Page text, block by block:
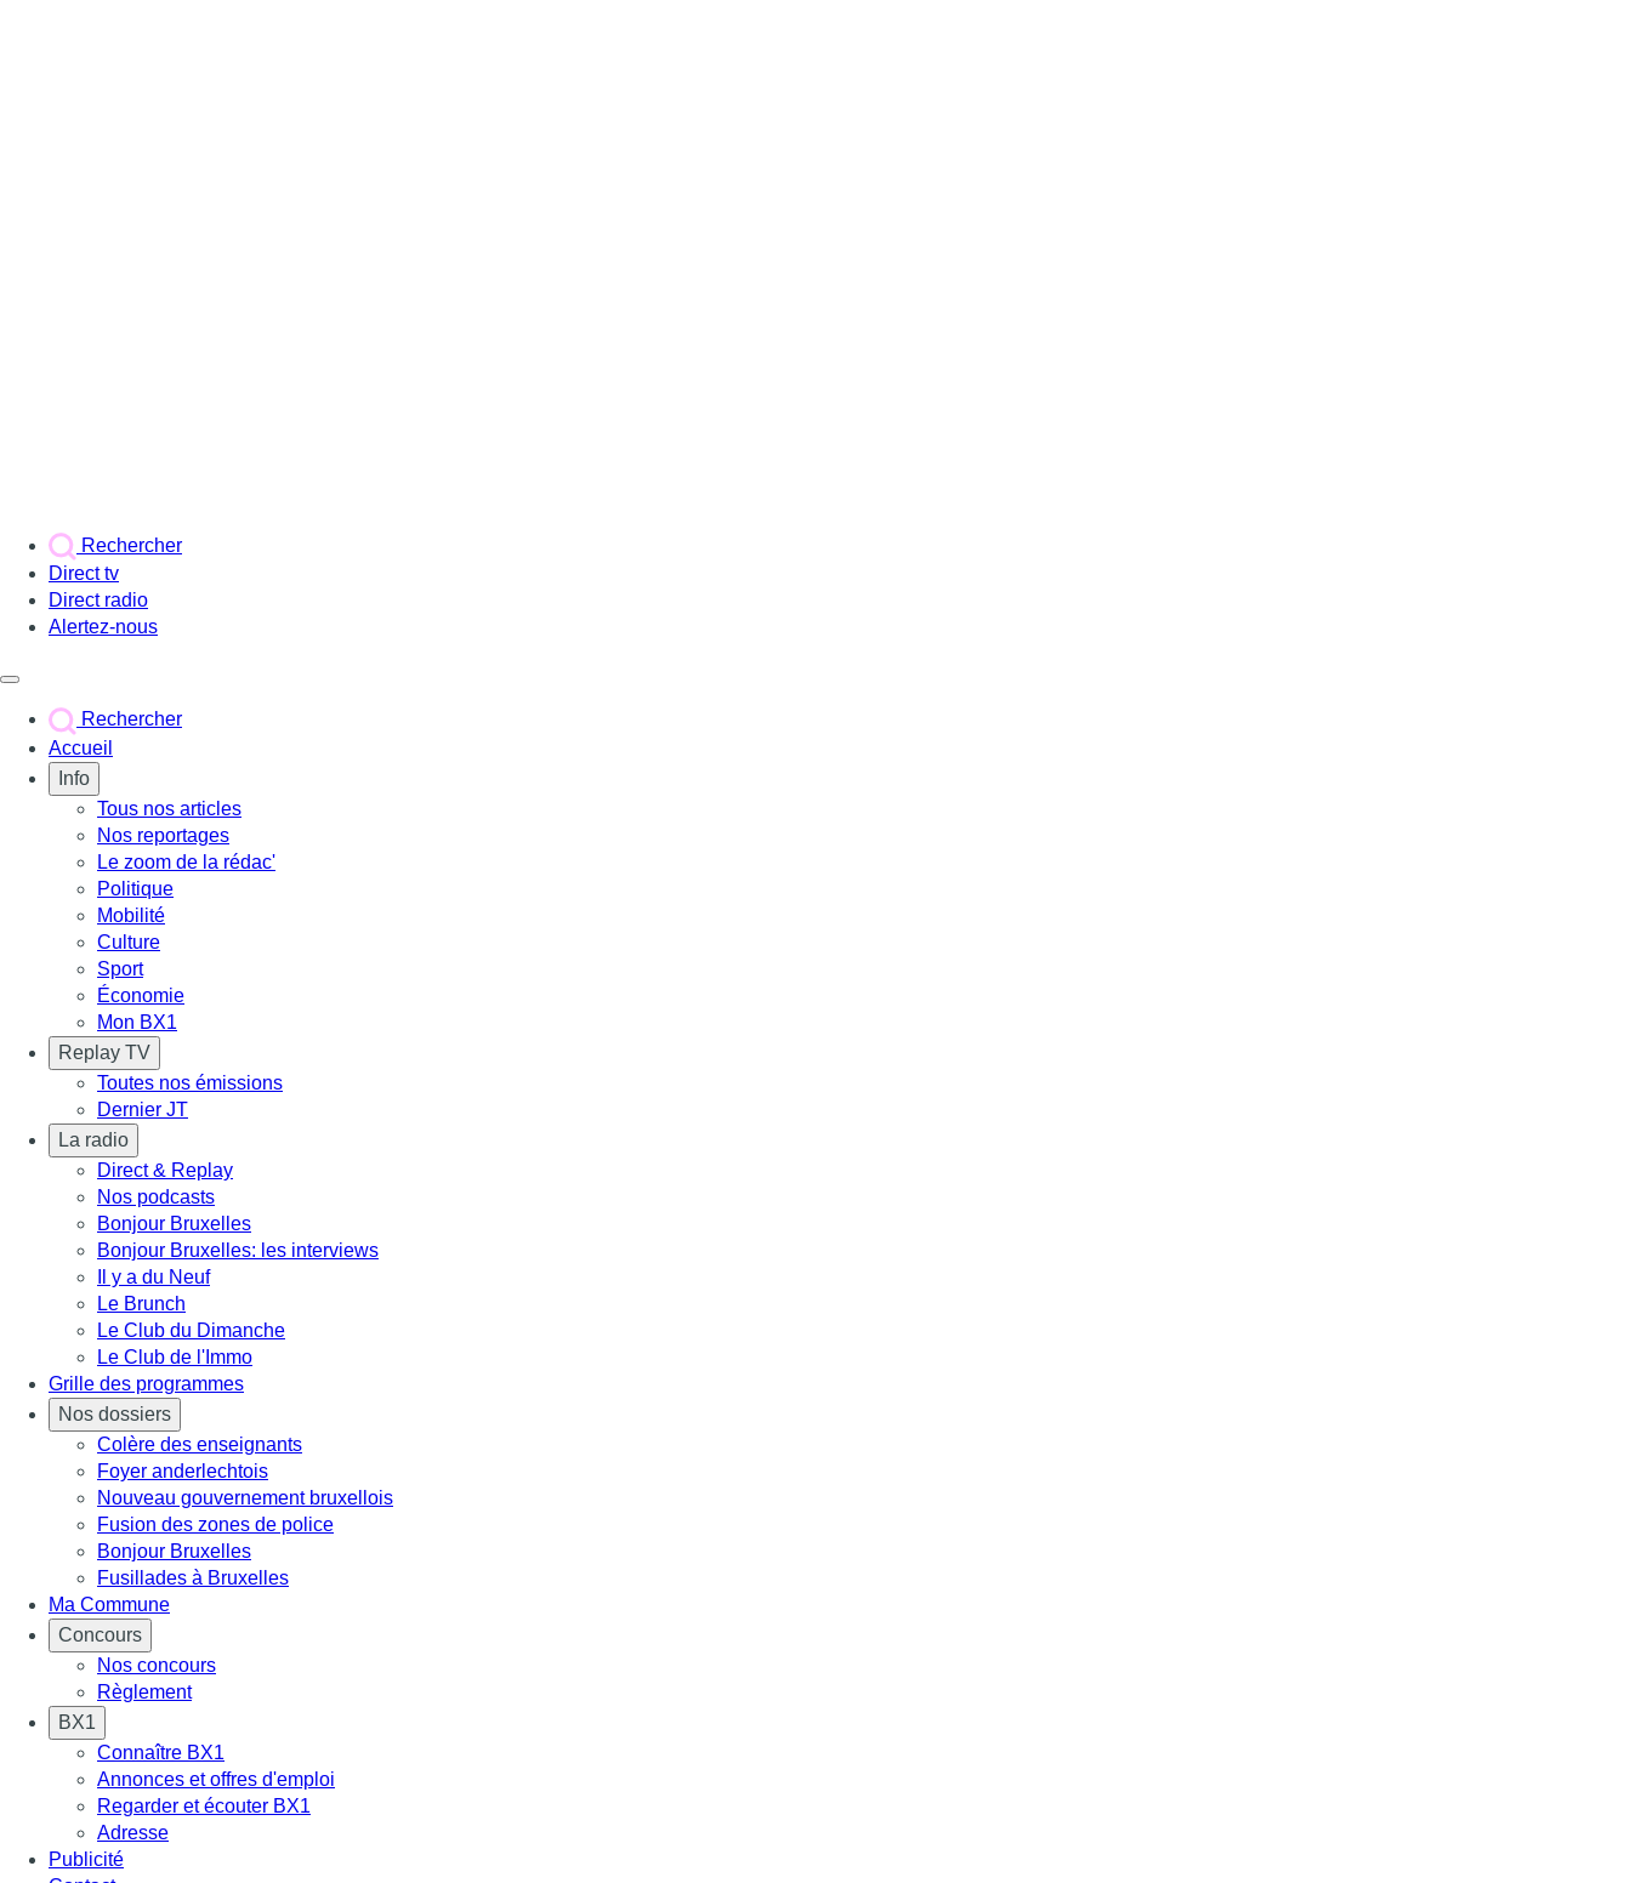
Rechercher
Direct tv
Direct radio
Alertez-nous
Rechercher
Accueil
Info
Tous nos articles
Nos reportages
Le zoom de la rédac'
Politique
Mobilité
Culture
Sport
Économie
Mon BX1
Replay TV
Toutes nos émissions
Dernier JT
La radio
Direct & Replay
Nos podcasts
Bonjour Bruxelles
Bonjour Bruxelles: les interviews
Il y a du Neuf
Le Brunch
Le Club du Dimanche
Le Club de l'Immo
Grille des programmes
Nos dossiers
Colère des enseignants
Foyer anderlechtois
Nouveau gouvernement bruxellois
Fusion des zones de police
Bonjour Bruxelles
Fusillades à Bruxelles
Ma Commune
Concours
Nos concours
Règlement
BX1
Connaître BX1
Annonces et offres d'emploi
Regarder et écouter BX1
Adresse
Publicité